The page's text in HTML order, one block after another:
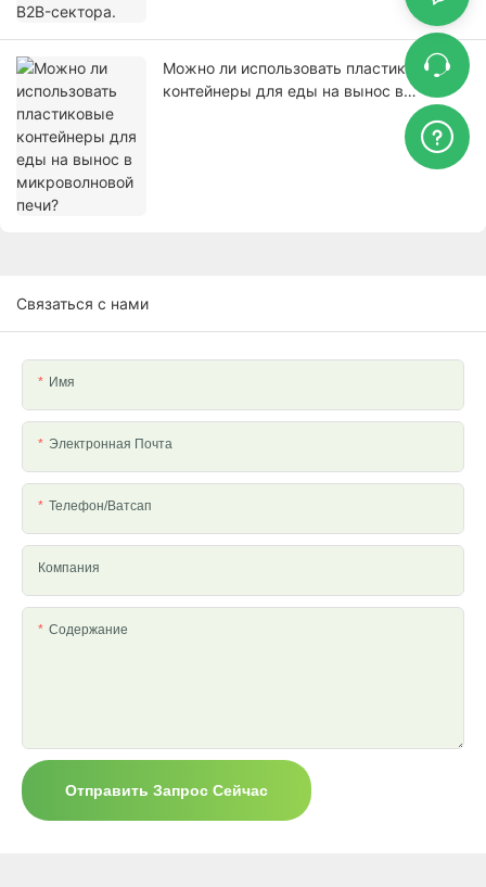
Можно ли использовать пластиковые
контейнеры для еды на вынос в
Связаться с нами
Имя
Электронная Почта
Телефон/ватсап
Компания
Содержание
Отправить Запрос Сейчас